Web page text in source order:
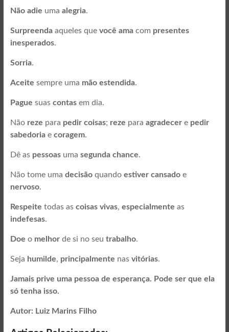
Não adie uma alegria.
Surpreenda aqueles que você ama com presentes
inesperados.
Sorria.
Aceite sempre uma mão estendida.
Pague suas contas em dia.
Não reze para pedir coisas; reze para agradecer e pedir
sabedoria e coragem.
Dê as pessoas uma segunda chance.
Não tome uma decisão quando estiver cansado e
nervoso.
Respeite todas as coisas vivas, especialmente as
indefesas.
Doe o melhor de si no seu trabalho.
Seja humilde, principalmente nas vitórias.
Jamais prive uma pessoa de esperança. Pode ser que ela
só tenha isso.
Autor: Luiz Marins Filho